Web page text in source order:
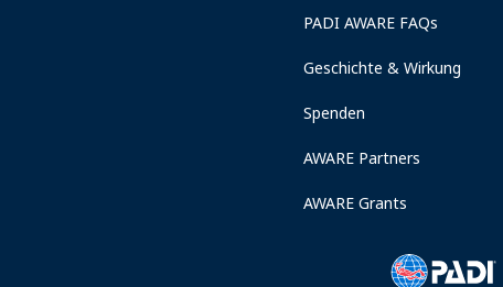
PADI AWARE FAQs
Geschichte & Wirkung
Spenden
AWARE Partners
AWARE Grants